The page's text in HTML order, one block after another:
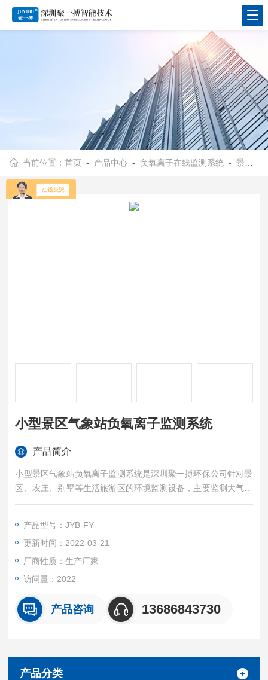
当前位置：首页 - 产品中心 -负氧离子在线监测系统 -景区空气负氧离子监测设备
小型景区气象站负氧离子监测系统
产品简介
小型景区气象站负氧离子监测系统是深圳聚一搏环保公司针对景
区、农庄、别墅等生活旅游区的环境监测设备，主要监测大气中
对人有影响的常规指数，比如：PM2.5、PM10、负氧离子、温
采集端、通讯端、监控端和云端四层架构。方便客户在使用的同
时远程监管、控制，达到智能化的效果。
产品型号：JYB-FY
更新时间：2022-03-21
厂商性质：生产厂家
访问量：2022
产品咨询 13686843730
产品分类